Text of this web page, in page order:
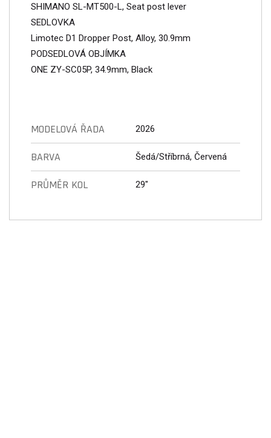
SHIMANO SL-MT500-L, Seat post lever
SEDLOVKA
Limotec D1 Dropper Post, Alloy, 30.9mm
PODSEDLOVÁ OBJÍMKA
ONE ZY-SC05P, 34.9mm, Black
MODELOVÁ ŘADA 2026
BARVA Šedá/Stříbrná, Červená
PRŮMĚR KOL 29"